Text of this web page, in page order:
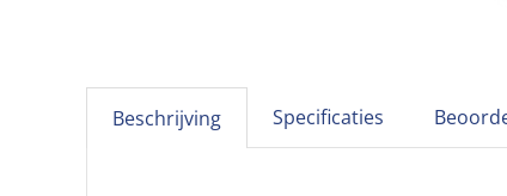
Beschrijving Specificaties